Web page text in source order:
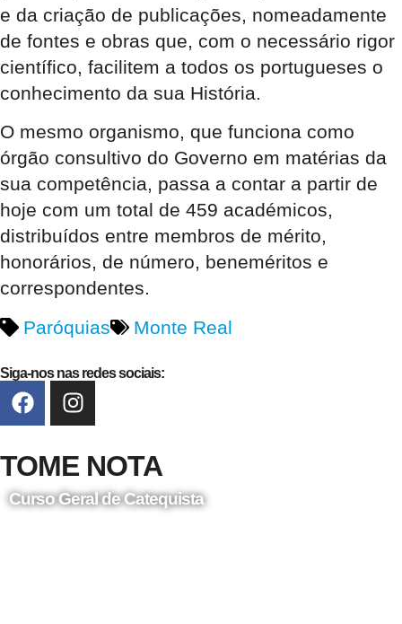
e da criação de publicações, nomeadamente
de fontes e obras que, com o necessário rigor
científico, facilitem a todos os portugueses o
conhecimento da sua História.
O mesmo organismo, que funciona como
órgão consultivo do Governo em matérias da
sua competência, passa a contar a partir de
hoje com um total de 459 académicos,
distribuídos entre membros de mérito,
honorários, de número, beneméritos e
correspondentes.
Paróquias
Monte Real
Siga-nos nas redes sociais:
TOME NOTA
Curso Geral de Catequista